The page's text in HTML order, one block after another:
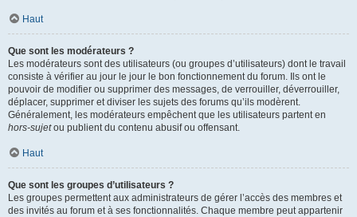
Haut
Que sont les modérateurs ?
Les modérateurs sont des utilisateurs (ou groupes d’utilisateurs) dont le travail
consiste à vérifier au jour le jour le bon fonctionnement du forum. Ils ont le
pouvoir de modifier ou supprimer des messages, de verrouiller, déverrouiller,
déplacer, supprimer et diviser les sujets des forums qu’ils modèrent.
Généralement, les modérateurs empêchent que les utilisateurs partent en
hors-sujetou publient du contenu abusif ou offensant.
Haut
Que sont les groupes d’utilisateurs ?
Les groupes permettent aux administrateurs de gérer l’accès des membres et
des invités au forum et à ses fonctionnalités. Chaque membre peut appartenir